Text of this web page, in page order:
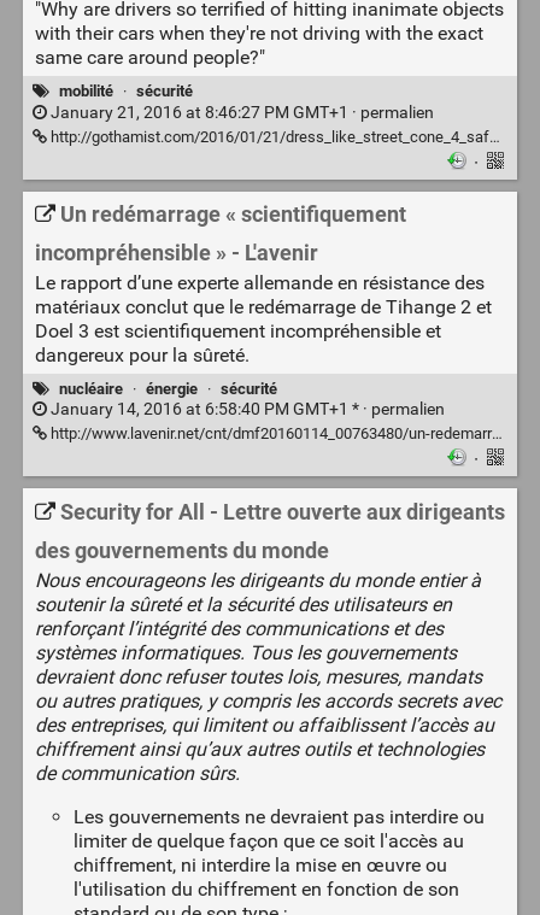
"Why are drivers so terrified of hitting inanimate objects
with their cars when they're not driving with the exact
same care around people?"
mobilité · sécurité
January 21, 2016 at 8:46:27 PM GMT+1 · permalien
http://gothamist.com/2016/01/21/dress_like_street_cone_4_safety.php
·
Un redémarrage « scientifiquement
incompréhensible » - L'avenir
Le rapport d’une experte allemande en résistance des
matériaux conclut que le redémarrage de Tihange 2 et
Doel 3 est scientifiquement incompréhensible et
dangereux pour la sûreté.
nucléaire · énergie · sécurité
January 14, 2016 at 6:58:40 PM GMT+1 * · permalien
http://www.lavenir.net/cnt/dmf20160114_00763480/un-redemarrage-scientifiquement-incomprehensible
·
Security for All - Lettre ouverte aux dirigeants
des gouvernements du monde
Nous encourageons les dirigeants du monde entier à
soutenir la sûreté et la sécurité des utilisateurs en
renforçant l’intégrité des communications et des
systèmes informatiques. Tous les gouvernements
devraient donc refuser toutes lois, mesures, mandats
ou autres pratiques, y compris les accords secrets avec
des entreprises, qui limitent ou affaiblissent l’accès au
chiffrement ainsi qu’aux autres outils et technologies
de communication sûrs.
Les gouvernements ne devraient pas interdire ou
limiter de quelque façon que ce soit l'accès au
chiffrement, ni interdire la mise en œuvre ou
l'utilisation du chiffrement en fonction de son